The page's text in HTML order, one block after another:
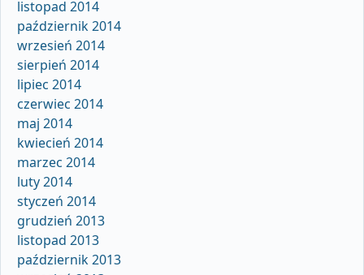
listopad 2014
październik 2014
wrzesień 2014
sierpień 2014
lipiec 2014
czerwiec 2014
maj 2014
kwiecień 2014
marzec 2014
luty 2014
styczeń 2014
grudzień 2013
listopad 2013
październik 2013